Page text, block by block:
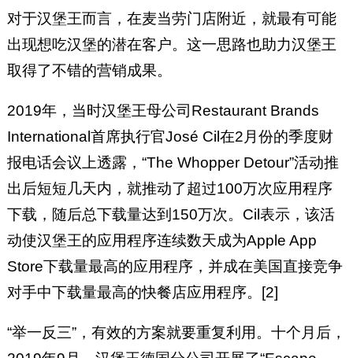
对于汉堡王而言，在麦当劳门店附近，就最有可能
出现想吃汉堡的潜在客户。这一思路也助力汉堡王
取得了不错的营销成果。
2019年，当时汉堡王母公司Restaurant Brands
International首席执行官José Cil在2月份的季度财
报电话会议上透露，“The Whopper Detour”活动推
出后短短几天内，就推动了超过100万次应用程序
下载，随后总下载量达到150万次。Cil表示，该活
动使汉堡王的应用程序连续数天成为Apple App
Store下载量最高的应用程序，并成在美国直接竞争
对手中下载量最高的快餐店应用程序。[2]
“举一反三”，有效的方案就要重复利用。十个月后，